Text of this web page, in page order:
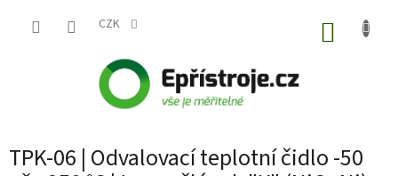
CZK
TPK-06 | Odvalovací teplotní čidlo -50